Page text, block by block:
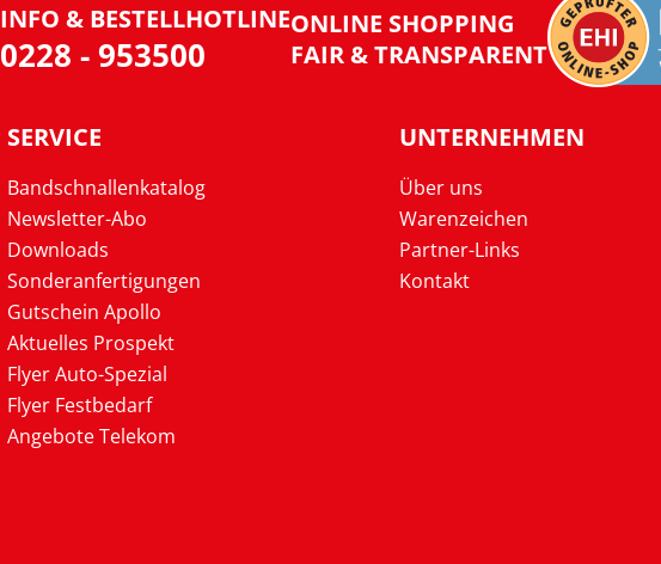
INFO & BESTELLHOTLINE
0228 - 953500
ONLINE SHOPPING
FAIR & TRANSPARENT
SERVICE
Bandschnallenkatalog
Newsletter-Abo
Downloads
Sonderanfertigungen
Gutschein Apollo
Aktuelles Prospekt
Flyer Auto-Spezial
Flyer Festbedarf
Angebote Telekom
UNTERNEHMEN
Über uns
Warenzeichen
Partner-Links
Kontakt